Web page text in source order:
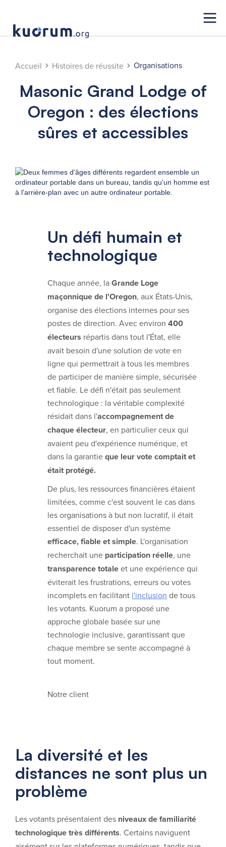
Accueil Histoires de réussite Organisations
Masonic Grand Lodge of
Oregon : des élections
sûres et accessibles
Un défi humain et
technologique
Chaque année, laGrande Loge
maçonnique de l'Oregon, aux États-Unis,
organise des élections internes pour ses
postes de direction. Avec environ 400
électeurs répartis dans tout l'État, elle
avait besoin d'une solution de vote en
ligne qui permettrait à tous les membres
de participer de manière simple, sécurisée
et fiable. Le défi n'était pas seulement
technologique : la véritable complexité
résidait dans l'accompagnement de
chaque électeur, en particulier ceux qui
avaient peu d'expérience numérique, et
dans la garantieque leur vote comptait et
était protégé.
De plus, les ressources financières étaient
limitées, comme c'est souvent le cas dans
les organisations à but non lucratif, il était
essentiel de disposer d'un système
efficace, fiable et simple. L'organisation
recherchait une participation réelle, une
transparence totaleet une expérience qui
éviterait les frustrations, erreurs ou votes
incomplets en facilitant l'inclusion de tous
les votants. Kuorum a proposé une
approche globale basée sur une
technologie inclusive, garantissant que
chaque membre se sente accompagné à
tout moment.
Notre client
La diversité et les
distances ne sont plus un
problème
Les votants présentaient des niveaux de familiarité
technologique très différents. Certains naviguent